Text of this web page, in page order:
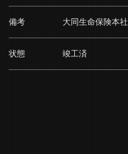
備考 大同生命保険本社
状態 竣工済